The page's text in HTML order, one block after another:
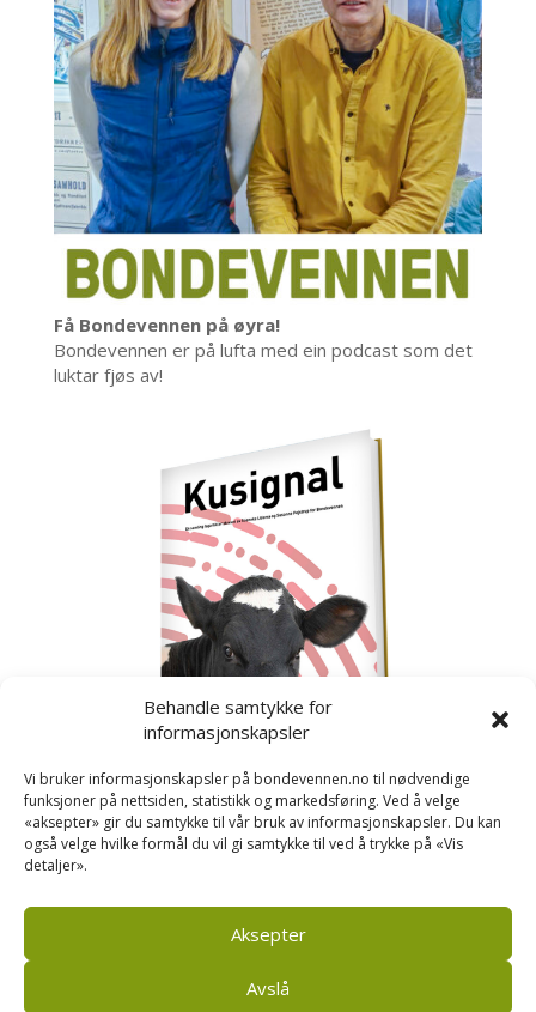
Behandle samtykke for
informasjonskapsler
Vi bruker informasjonskapsler på bondevennen.no til nødvendige
funksjoner på nettsiden, statistikk og markedsføring. Ved å velge
«aksepter» gir du samtykke til vår bruk av informasjonskapsler. Du kan
også velge hvilke formål du vil gi samtykke til ved å trykke på «Vis
detaljer».
Aksepter
Avslå
Få Bondevennen på øyra!
Bondevennen er på lufta med ein podcast som det
luktar fjøs av!
Kusignal
om kusignal i eit eige hefte.